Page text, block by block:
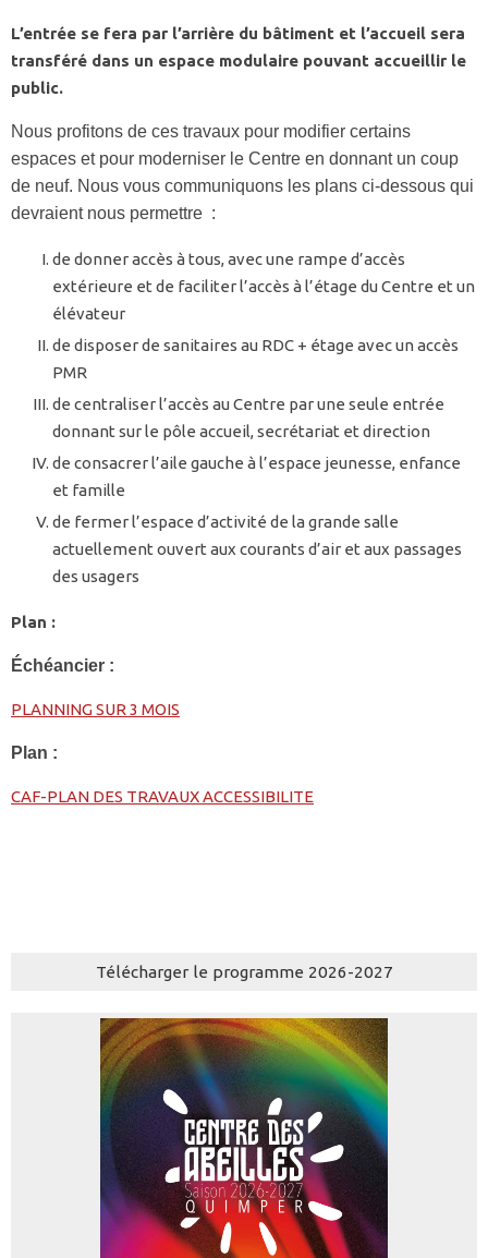
L’entrée se fera par l’arrière du bâtiment et l’accueil sera
transféré dans un espace modulaire pouvant accueillir le
public.
Nous profitons de ces travaux pour modifier certains
espaces et pour moderniser le Centre en donnant un coup
de neuf. Nous vous communiquons les plans ci-dessous qui
devraient nous permettre :
de donner accès à tous, avec une rampe d’accès
extérieure et de faciliter l’accès à l’étage du Centre et un
élévateur
de disposer de sanitaires au RDC + étage avec un accès
PMR
de centraliser l’accès au Centre par une seule entrée
donnant sur le pôle accueil, secrétariat et direction
de consacrer l’aile gauche à l’espace jeunesse, enfance
et famille
de fermer l’espace d’activité de la grande salle
actuellement ouvert aux courants d’air et aux passages
des usagers
Plan :
Échéancier :
PLANNING SUR 3 MOIS
Plan :
CAF-PLAN DES TRAVAUX ACCESSIBILITE
Télécharger le programme 2026-2027